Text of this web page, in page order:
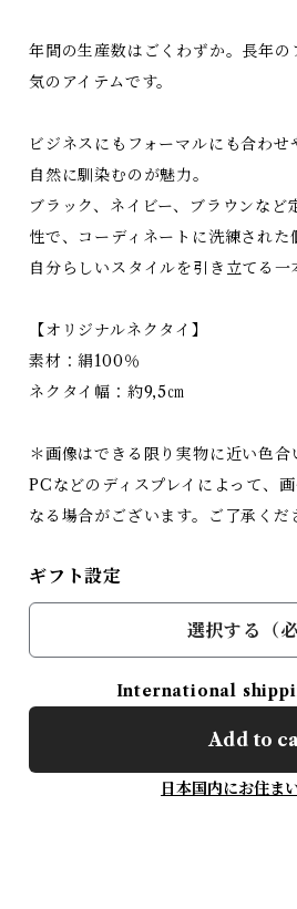
年間の生産数はごくわずか。長年
気のアイテムです。
ビジネスにもフォーマルにも合わ
自然に馴染むのが魅力。
ブラック、ネイビー、ブラウンなど
性で、コーディネートに洗練された
自分らしいスタイルを引き立てる一
【オリジナルネクタイ】
素材：絹100％
ネクタイ幅：約9,5㎝
＊画像はできる限り実物に近い色合
PCなどのディスプレイによって、
なる場合がございます。ご了承くだ
ギフト設定
選択する（必
International
Add to
日本国内にお住ま